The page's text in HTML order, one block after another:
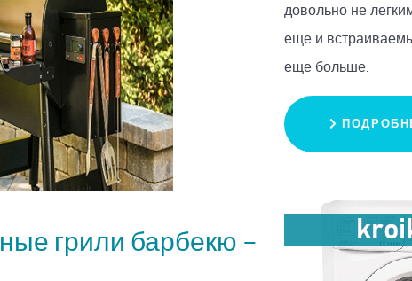
грили барбекю –
довольно не
еще и
еще больше.